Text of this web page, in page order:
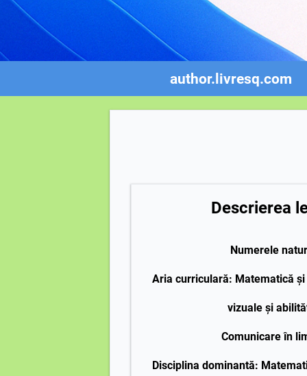
author.livresq.com
Descrierea
Numerele
Aria curriculară: Matematică
vizuale și
Comunicare în
Disciplina dominantă: